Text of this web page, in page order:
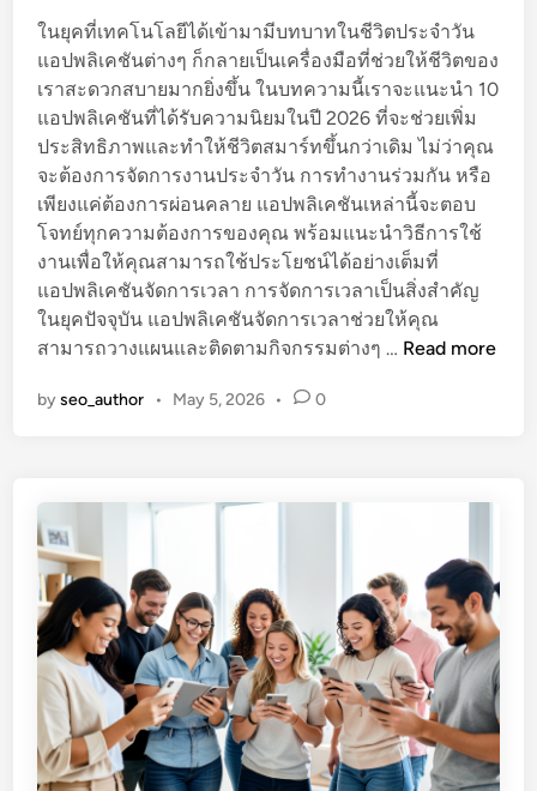
i
n
ในยุคที่เทคโนโลยีได้เข้ามามีบทบาทในชีวิตประจำวัน
แอปพลิเคชันต่างๆ ก็กลายเป็นเครื่องมือที่ช่วยให้ชีวิตของ
เราสะดวกสบายมากยิ่งขึ้น ในบทความนี้เราจะแนะนำ 10
แอปพลิเคชันที่ได้รับความนิยมในปี 2026 ที่จะช่วยเพิ่ม
ประสิทธิภาพและทำให้ชีวิตสมาร์ทขึ้นกว่าเดิม ไม่ว่าคุณ
จะต้องการจัดการงานประจำวัน การทำงานร่วมกัน หรือ
เพียงแค่ต้องการผ่อนคลาย แอปพลิเคชันเหล่านี้จะตอบ
โจทย์ทุกความต้องการของคุณ พร้อมแนะนำวิธีการใช้
งานเพื่อให้คุณสามารถใช้ประโยชน์ได้อย่างเต็มที่
แอปพลิเคชันจัดการเวลา การจัดการเวลาเป็นสิ่งสำคัญ
ในยุคปัจจุบัน แอปพลิเคชันจัดการเวลาช่วยให้คุณ
สามารถวางแผนและติดตามกิจกรรมต่างๆ … ส
น
ที่
เ
ดี
ย
ว
!
1
Read more
byseo_author • May 5, 2026 • 0